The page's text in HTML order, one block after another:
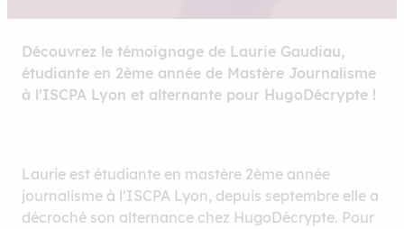
Découvrez le témoignage de Laurie Gaudiau,
étudiante en 2ème année de Mastère Journalisme
à l’ISCPA Lyon et alternante pour HugoDécrypte !
Laurie est étudiante en mastère 2ème année
journalisme à l’ISCPA Lyon, depuis septembre elle a
décroché son alternance chez HugoDécrypte. Pour